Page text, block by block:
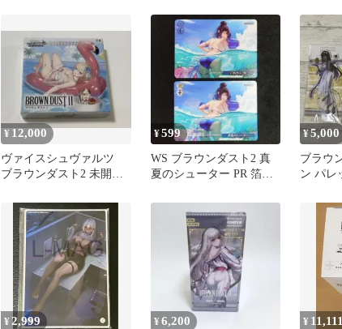
ン』
¥ 12,000
ヴァイスシュヴァルツ
ブラウンダスト2 未開封
ァイス
¥599
WS ブラウンダスト2 真
夏のシューター PR 箔押
¥5,000
ブラウ
ン パレ
ザート
¥2,999 ¥6,200 ¥ 11,111